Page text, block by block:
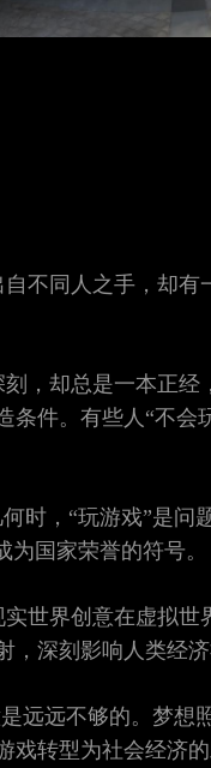
不同人之手，却有
，却总是一本正
件。有些人“不会
时，“玩游戏”是
国家荣誉的符号。
世界创意在虚拟
深刻影响人类经济
远远不够的。梦想
转型为社会经济